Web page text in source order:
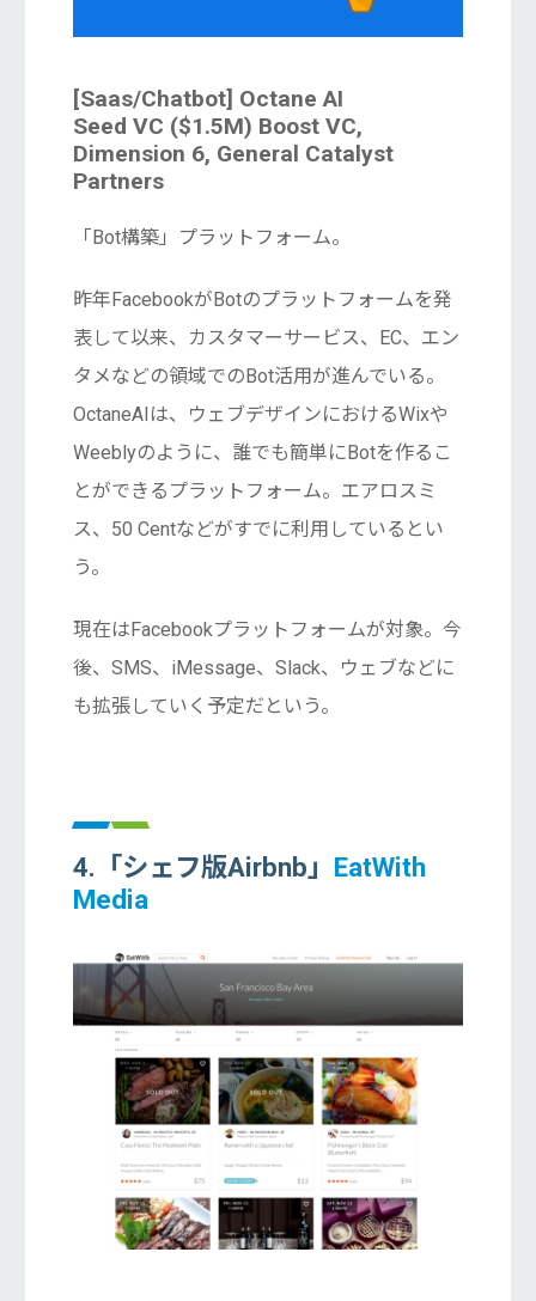
[Saas/Chatbot] Octane AI
Seed VC ($1.5M) Boost VC,
Dimension 6, General Catalyst
Partners
「Bot構築」プラットフォーム。
昨年FacebookがBotのプラットフォームを発
表して以来、カスタマーサービス、EC、エン
タメなどの領域でのBot活用が進んでいる。
OctaneAIは、ウェブデザインにおけるWixや
Weeblyのように、誰でも簡単にBotを作るこ
とができるプラットフォーム。エアロスミ
ス、50 Centなどがすでに利用しているとい
う。
現在はFacebookプラットフォームが対象。今
後、SMS、iMessage、Slack、ウェブなどに
も拡張していく予定だという。
4.「シェフ版Airbnb」 EatWith
Media